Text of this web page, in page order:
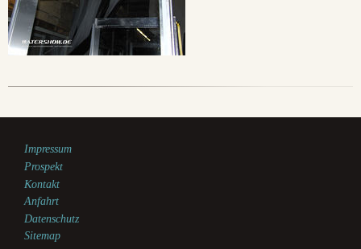
Impressum
Prospekt
Kontakt
Anfahrt
Datenschutz
Sitemap